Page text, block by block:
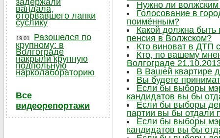
Нужно ли волжским
Голосование в
поимённым?
Какой должна быть
пенсия в Волжском?
Кто виноват в ДТП
Кто, по вашему
Волгограде
В Вашей квартире
Вы будете
Если бы выборы
кандидатов вы бы
Если бы выборы
партии вы бы отдали
Если бы выборы
кандидатов вы бы
задержали
вандала,
оторвавшего лапки
суслику
19.01
Разошелся по
крупному: в
Волгограде
накрыли крупную
подпольную
нарколабораторию
Все
видеорепортажи